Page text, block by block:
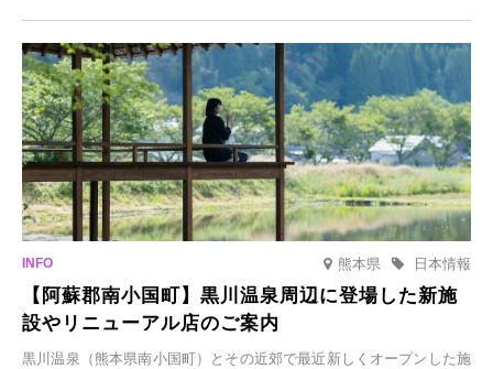
日(月)～2026年2月28日(土)の期間、「冬に咲くさくらライトアップ」
を開催します。
熊本県 日本情報
【阿蘇郡南小国町】黒川温泉周辺に登場した新施
設やリニューアル店のご案内
黒川温泉（熊本県南小国町）とその近郊で最近新しくオープンした施